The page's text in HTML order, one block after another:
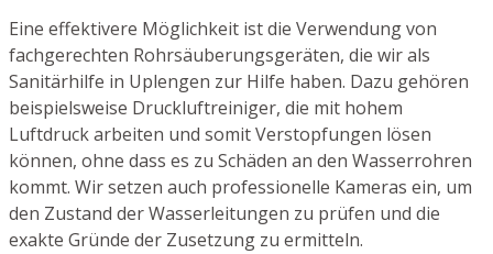
Eine effektivere Möglichkeit ist die Verwendung von
fachgerechten Rohrsäuberungsgeräten, die wir als
Sanitärhilfe in Uplengen zur Hilfe haben. Dazu gehören
beispielsweise Druckluftreiniger, die mit hohem
Luftdruck arbeiten und somit Verstopfungen lösen
können, ohne dass es zu Schäden an den Wasserrohren
kommt. Wir setzen auch professionelle Kameras ein, um
den Zustand der Wasserleitungen zu prüfen und die
exakte Gründe der Zusetzung zu ermitteln.